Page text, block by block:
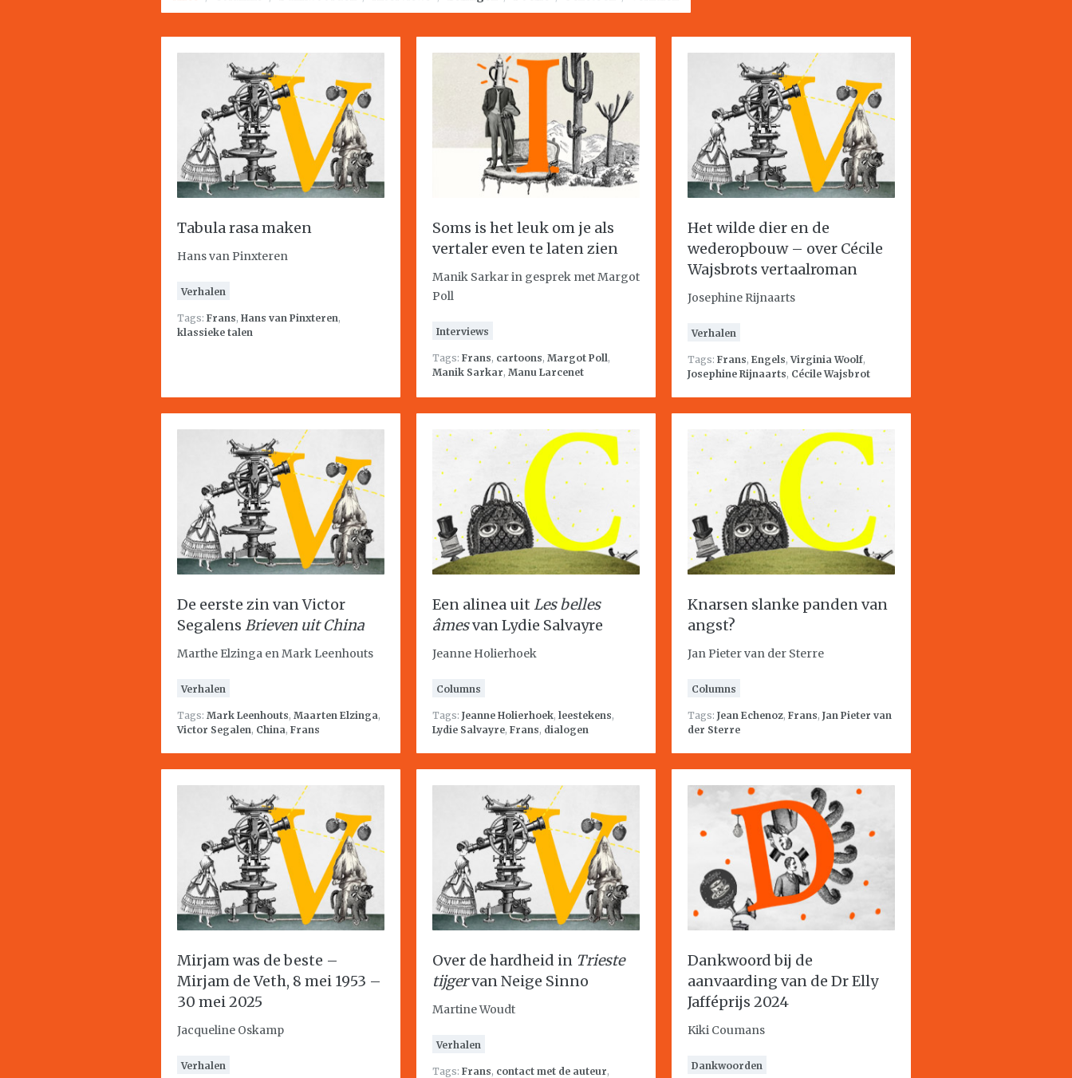
Tabula rasa maken
Hans van Pinxteren
Verhalen
Tags: Frans, Hans van Pinxteren,
klassieke talen
Soms is het leuk om je als
vertaler even te laten zien
Manik Sarkar in gesprek met Margot
Poll
Interviews
Tags: Frans, cartoons, Margot Poll,
Manik Sarkar, Manu Larcenet
Het wilde dier en de
wederopbouw – over Cécile
Wajsbrots vertaalroman
Josephine Rijnaarts
Verhalen
Tags: Frans, Engels,Virginia Woolf,
Josephine Rijnaarts, Cécile Wajsbrot
De eerste zin van Victor
Segalens Brieven uit China
Marthe Elzinga en Mark Leenhouts
Verhalen
Tags: Mark Leenhouts, Maarten Elzinga,
Victor Segalen, China, Frans
Een alinea uit Les belles
âmesvan Lydie Salvayre
Jeanne Holierhoek
Columns
Tags: Jeanne Holierhoek, leestekens,
Lydie Salvayre, Frans, dialogen
Knarsen slanke panden van
angst?
Jan Pieter van der Sterre
Columns
Tags: Jean Echenoz, Frans, Jan Pieter van
der Sterre
Mirjam was de beste –
Mirjam de Veth, 8 mei 1953 –
30 mei 2025
Jacqueline Oskamp
Verhalen
Over de hardheid in Trieste
tijgervan Neige Sinno
Martine Woudt
Verhalen
Tags: Frans, contact met de auteur,
Dankwoord bij de
aanvaarding van de Dr Elly
Jafféprijs 2024
Kiki Coumans
Dankwoorden